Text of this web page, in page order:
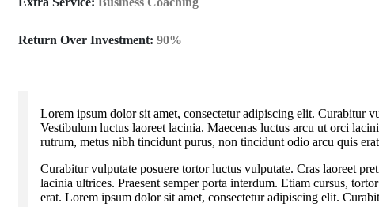
Return Over Investment: 90%
Lorem ipsum dolor sit amet, consectetur adipiscing elit. Curabitur
Vestibulum luctus laoreet lacinia. Maecenas luctus arcu ut orci
rutrum, metus nibh tincidunt purus, non tincidunt odio arcu quis
Curabitur vulputate posuere tortor luctus vulputate. Cras laoreet
lacinia ultrices. Praesent semper porta interdum. Etiam cursus,
erat. Lorem ipsum dolor sit amet, consectetur adipiscing elit.